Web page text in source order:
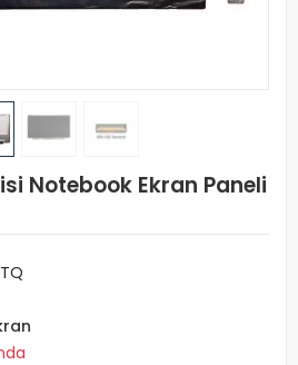
Notebook Ekran Paneli